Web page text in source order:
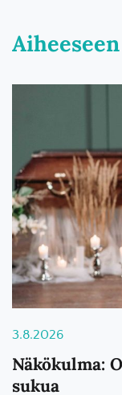
3.8.2026
Näkökulma:
sukua